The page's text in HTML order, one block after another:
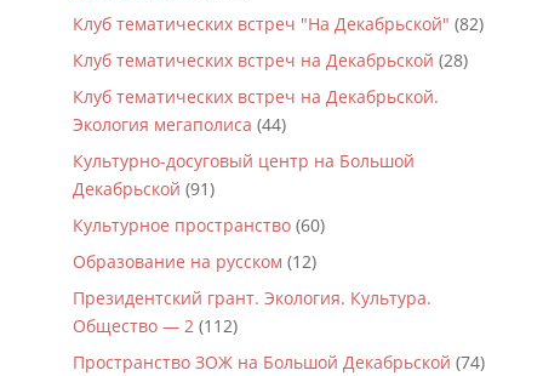
Клуб тематических встреч "На Декабрьской" (82)
Клуб тематических встреч на Декабрьской (28)
Клуб тематических встреч на Декабрьской.
Экология мегаполиса (44)
Культурно-досуговый центр на Большой
Декабрьской (91)
Культурное пространство(60)
Образование на русском (12)
Президентский грант. Экология. Культура.
Общество — 2(112)
Пространство ЗОЖ на Большой Декабрьской (74)